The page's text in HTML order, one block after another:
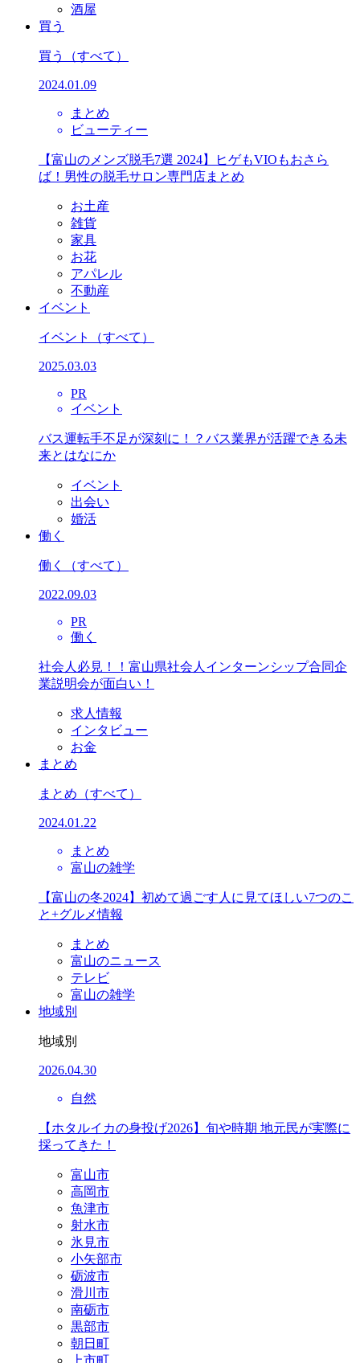
酒屋
買う
買う （すべて）
2024.01.09
まとめ
ビューティー
【富山のメンズ脱毛7選 2024】ヒゲもVIOもおさら
ば！男性の脱毛サロン専門店まとめ
お土産
雑貨
家具
お花
アパレル
不動産
イベント
イベント （すべて）
2025.03.03
PR
イベント
バス運転手不足が深刻に！？バス業界が活躍できる未
来とはなにか
イベント
出会い
婚活
働く
働く （すべて）
2022.09.03
PR
働く
社会人必見！！富山県社会人インターンシップ合同企
業説明会が面白い！
求人情報
インタビュー
お金
まとめ
まとめ （すべて）
2024.01.22
まとめ
富山の雑学
【富山の冬2024】初めて過ごす人に見てほしい7つのこ
と+グルメ情報
まとめ
富山のニュース
テレビ
富山の雑学
地域別
地域別
2026.04.30
自然
【ホタルイカの身投げ2026】旬や時期 地元民が実際に
採ってきた！
富山市
高岡市
魚津市
射水市
氷見市
小矢部市
砺波市
滑川市
南砺市
黒部市
朝日町
上市町